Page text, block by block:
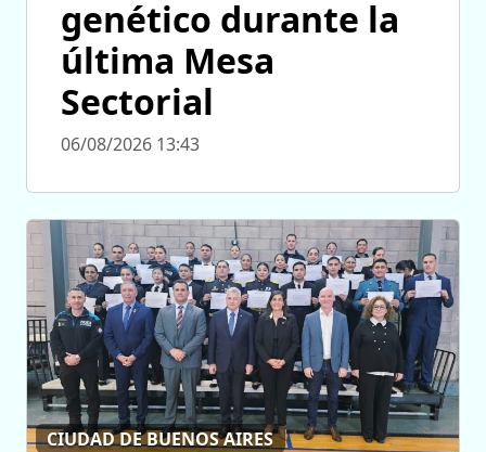
genético durante la
última Mesa
Sectorial
06/08/2026 13:43
CIUDAD DE BUENOS AIRES